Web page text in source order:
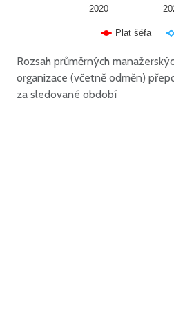
Plat šéfa
2020
Rozsah průměrných
organizace (včetně odměn)
za sledované období